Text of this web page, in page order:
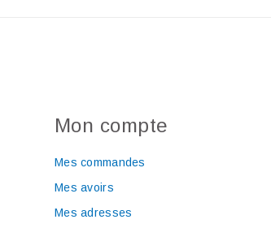
Mon compte
Mes commandes
Mes avoirs
Mes adresses